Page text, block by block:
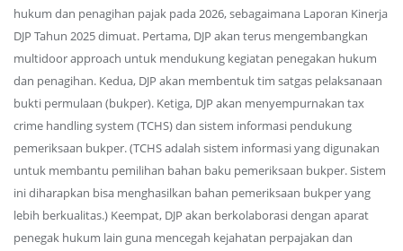
hukum dan penagihan pajak pada 2026, sebagaimana Laporan Kinerja
DJP Tahun 2025 dimuat. Pertama, DJP akan terus mengembangkan
multidoor approach untuk mendukung kegiatan penegakan hukum
dan penagihan. Kedua, DJP akan membentuk tim satgas pelaksanaan
bukti permulaan (bukper). Ketiga, DJP akan menyempurnakan tax
crime handling system (TCHS) dan sistem informasi pendukung
pemeriksaan bukper. (TCHS adalah sistem informasi yang digunakan
untuk membantu pemilihan bahan baku pemeriksaan bukper. Sistem
ini diharapkan bisa menghasilkan bahan pemeriksaan bukper yang
lebih berkualitas.) Keempat, DJP akan berkolaborasi dengan aparat
penegak hukum lain guna mencegah kejahatan perpajakan dan